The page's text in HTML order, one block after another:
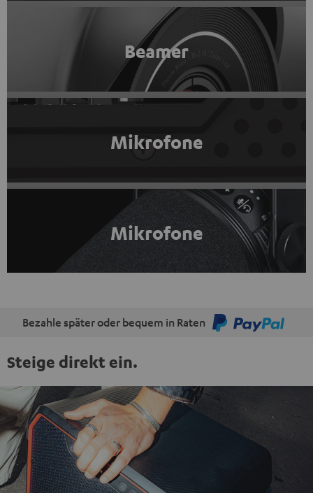
Beamer
Mikrofone
Mikrofone
Bezahle später oder bequem in Raten
Steige direkt ein.